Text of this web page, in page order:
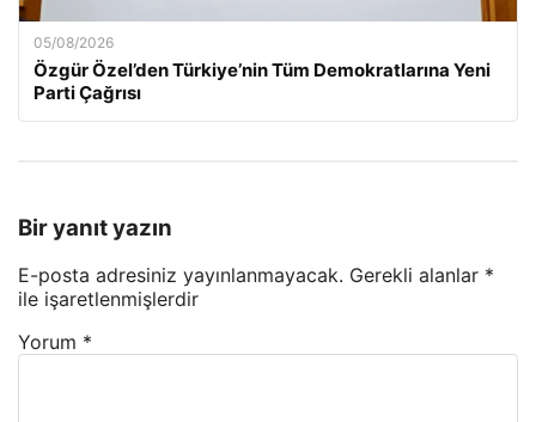
05/08/2026
Özgür Özel’den Türkiye’nin Tüm Demokratlarına Yeni
Parti Çağrısı
Bir yanıt yazın
E-posta adresiniz yayınlanmayacak. Gerekli alanlar *
ile işaretlenmişlerdir
Yorum *